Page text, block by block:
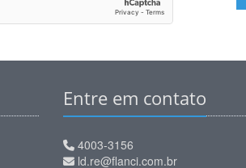
Entre em contato
4003-3156
ld.re@flanci.com.br